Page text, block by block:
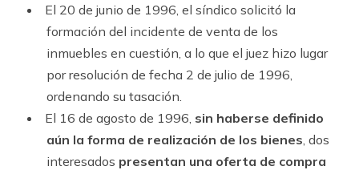
El 20 de junio de 1996, el síndico solicitó la
formación del incidente de venta de los
inmuebles en cuestión, a lo que el juez hizo lugar
por resolución de fecha 2 de julio de 1996,
ordenando su tasación.
El 16 de agosto de 1996, sin haberse definido
aún la forma de realización de los bienes , dos
interesados presentan una oferta de compra